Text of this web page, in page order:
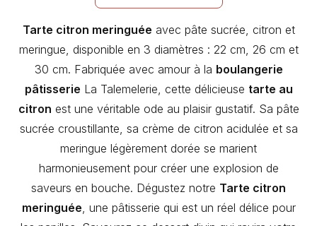
Tarte citron meringuée avec pâte sucrée, citron et
meringue, disponible en 3 diamètres : 22 cm, 26 cm et
30 cm. Fabriquée avec amour à la boulangerie
pâtisserie La Talemelerie, cette délicieuse tarte au
citron est une véritable ode au plaisir gustatif. Sa pâte
sucrée croustillante, sa crème de citron acidulée et sa
meringue légèrement dorée se marient
harmonieusement pour créer une explosion de
saveurs en bouche. Dégustez notre Tarte citron
meringuée , une pâtisserie qui est un réel délice pour